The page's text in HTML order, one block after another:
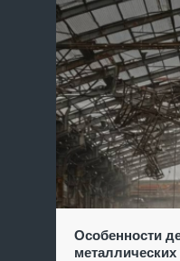
Особенности
металлических